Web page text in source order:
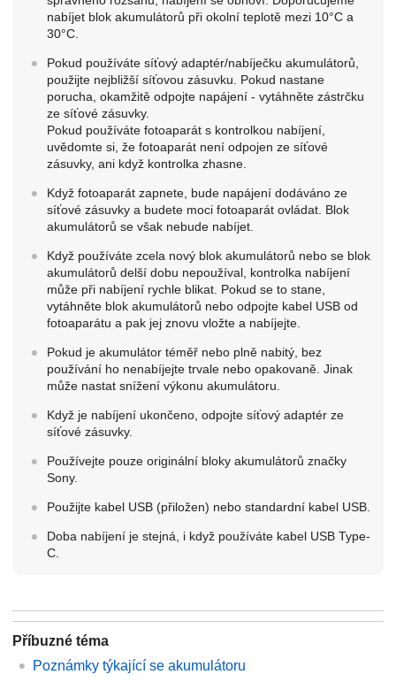
nabíjet blok akumulátorů při okolní teplotě mezi 10°C a
30°C.
Pokud používáte síťový adaptér/nabíječku akumulátorů,
použijte nejbližší síťovou zásuvku. Pokud nastane
porucha, okamžitě odpojte napájení - vytáhněte zástrčku
ze síťové zásuvky.
Pokud používáte fotoaparát s kontrolkou nabíjení,
uvědomte si, že fotoaparát není odpojen ze síťové
zásuvky, ani když kontrolka zhasne.
Když fotoaparát zapnete, bude napájení dodáváno ze
síťové zásuvky a budete moci fotoaparát ovládat. Blok
akumulátorů se však nebude nabíjet.
Když používáte zcela nový blok akumulátorů nebo se blok
akumulátorů delší dobu nepoužíval, kontrolka nabíjení
může při nabíjení rychle blikat. Pokud se to stane,
vytáhněte blok akumulátorů nebo odpojte kabel USB od
fotoaparátu a pak jej znovu vložte a nabíjejte.
Pokud je akumulátor téměř nebo plně nabitý, bez
používání ho nenabíjejte trvale nebo opakovaně. Jinak
může nastat snížení výkonu akumulátoru.
Když je nabíjení ukončeno, odpojte síťový adaptér ze
síťové zásuvky.
Používejte pouze originální bloky akumulátorů značky
Sony.
Použijte kabel USB (přiložen) nebo standardní kabel USB.
Doba nabíjení je stejná, i když používáte kabel USB Type-
C.
Příbuzné téma
Poznámky týkající se akumulátoru